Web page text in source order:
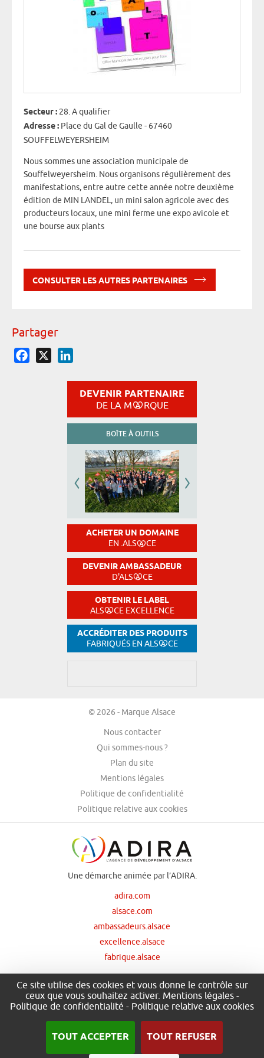
Secteur : 28. A qualifier
Adresse : Place du Gal de Gaulle - 67460
SOUFFELWEYERSHEIM
Nous sommes une association municipale de
Souffelweyersheim. Nous organisons régulièrement des
manifestations, entre autre cette année notre deuxième
édition de MIN LANDEL, un mini salon agricole avec des
producteurs locaux, une mini ferme une expo avicole et
une bourse aux plants
CONSULTER LES AUTRES PARTENAIRES
Partager
Facebook
DEVENIR PARTENAIRE
DE LA M RQUE
BOÎTE À OUTILS
ACHETER UN DOMAINE
EN .ALS CE
DEVENIR AMBASSADEUR
D'ALS CE
OBTENIR LE LABEL
ALS CE EXCELLENCE
ACCRÉDITER DES PRODUITS
FABRIQUÉS EN ALS CE
© 2026 - Marque Alsace
Nous contacter
Qui sommes-nous ?
Plan du site
Mentions légales
Politique de confidentialité
Politique relative aux cookies
Une démarche animée par l’ADIRA.
adira.com
alsace.com
ambassadeurs.alsace
excellence.alsace
fabrique.alsace
Nos principaux financeurs
Ce site utilise des cookies et vous donne le contrôle sur
ceux que vous souhaitez activer. Mentions légales-
Politique de confidentialité - Politique relative aux cookies
TOUT ACCEPTER TOUT REFUSER